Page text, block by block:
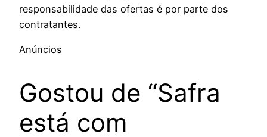
responsabilidade das ofertas é por parte dos
contratantes.
Anúncios
Gostou de “Safra
está com